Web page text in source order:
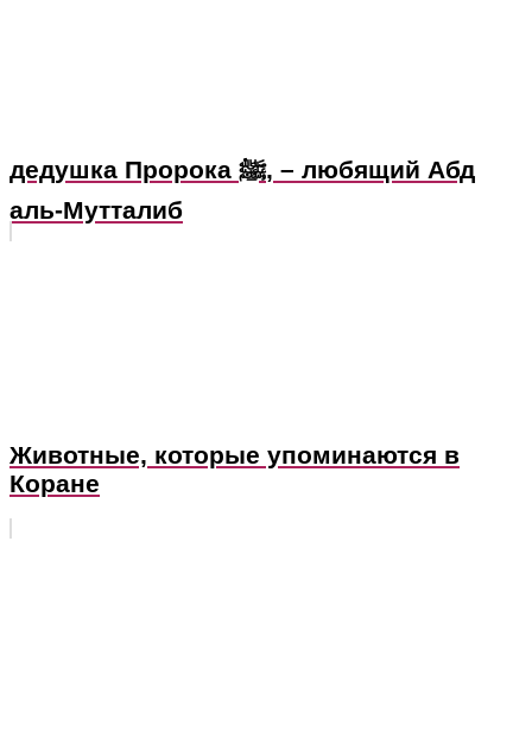
дедушка Пророка ﷺ, – любящий Абд
аль-Мутталиб
Животные, которые упоминаются в
Коране